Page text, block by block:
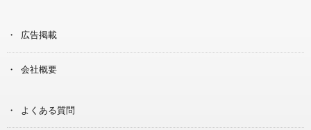
広告掲載
会社概要
よくある質問